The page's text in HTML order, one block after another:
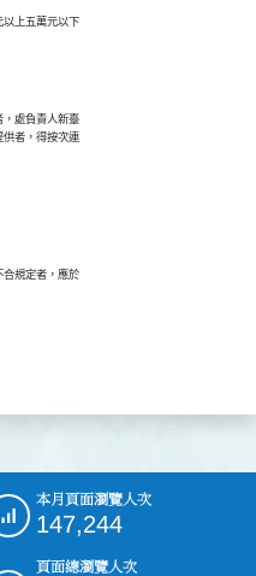
以上五萬元以下
，處負責人新臺
供者，得按次連
合規定者，應於
本月頁面瀏覽人次
147,244
頁面總瀏覽人次